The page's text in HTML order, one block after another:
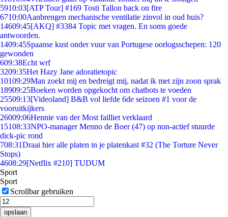
5910:03[ATP Tour] #169 Tosti Tallon back on fire
6710:00Aanbrengen mechanische ventilatie zinvol in oud huis?
14609:45[AKQ] #3384 Topic met vragen. En soms goede
antwoorden.
1409:45Spaanse kust onder vuur van Portugese oorlogsschepen: 120
gewonden
609:38Echt wrf
3209:35Het Hazy Jane adoratietopic
10109:29Man zoekt mij en bedreigt mij, nadat ik met zijn zoon sprak
18909:25Boeken worden opgekocht om chatbots te voeden
25509:13[Videoland] B&B vol liefde 6de seizoen #1 voor de
vooruitkijkers
26009:06Hennie van der Most failliet verklaard
15108:33NPO-manager Menno de Boer (47) op non-actief stuurde
dick-pic rond
708:31Draai hier alle platen in je platenkast #32 (The Torture Never
Stops)
4608:29[Netflix #210] TUDUM
Sport
Sport
Scrollbar gebruiken
opslaan